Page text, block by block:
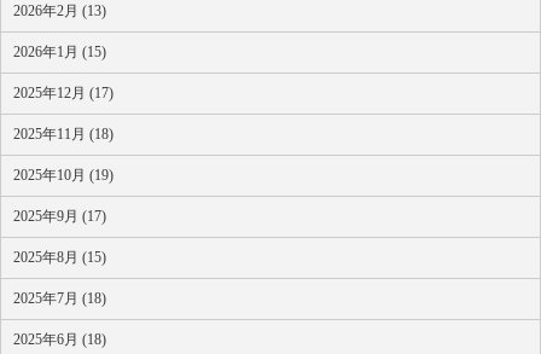
2026年2月 (13)
2026年1月 (15)
2025年12月 (17)
2025年11月 (18)
2025年10月 (19)
2025年9月 (17)
2025年8月 (15)
2025年7月 (18)
2025年6月 (18)